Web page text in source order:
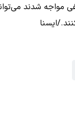
مواجه شدند
ایسنا